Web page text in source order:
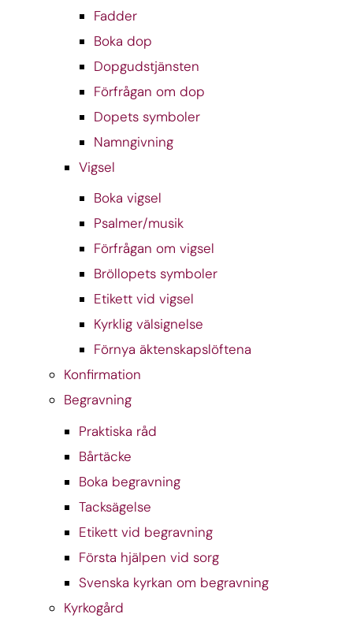
Fadder
Boka dop
Dopgudstjänsten
Förfrågan om dop
Dopets symboler
Namngivning
Vigsel
Boka vigsel
Psalmer/musik
Förfrågan om vigsel
Bröllopets symboler
Etikett vid vigsel
Kyrklig välsignelse
Förnya äktenskapslöftena
Konfirmation
Begravning
Praktiska råd
Bårtäcke
Boka begravning
Tacksägelse
Etikett vid begravning
Första hjälpen vid sorg
Svenska kyrkan om begravning
Kyrkogård